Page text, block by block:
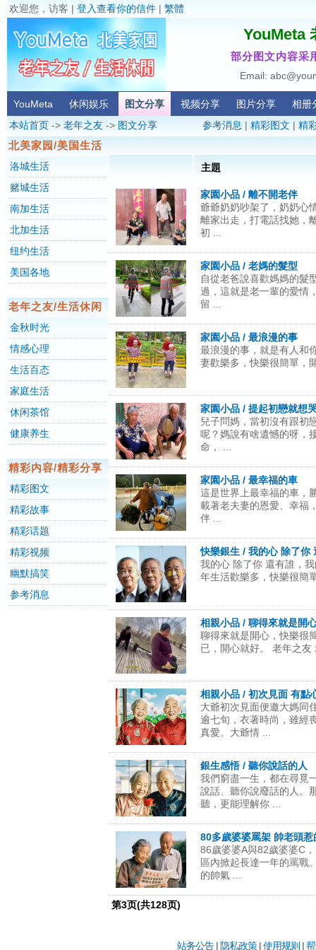
欢迎您，访客 | 登入查看你的信件 | 繁體
YouMeta
部分图文内容采
Email:
YouMeta 休闲娱乐 图文分享 视频分享 图片分享
相册
本站首页 -> 老年之友 -> 图文分享 参考消息 | 精彩图文 | 精
北美家园/美国生活
洛城生活
赌城生活
南加生活
北加生活
纽约生活
美国各地
老年之友/生活休闲
金秋时光
情感心理
生活百态
家庭生活
休闲茶馆
健康养生
精彩内容/精彩分享
精彩图文
精彩故事
精彩话题
精彩视频
幽默搞笑
参考消息
主題
家園小品 / 離不開老伴
爺爺奶奶吵架了，奶奶心
離家出走，打電話找她，
初 ...
家園小品 / 老媽的髮型
自從老爸說喜歡媽媽的髮
過，這就是老一輩的愛情
留 ...
家園小品 / 最浪漫的事
最浪漫的事，就是有人和
妻歡樂多，快樂很簡單，
家園小品 / 提起初戀就想
兒子問媽，當初沒有跟初
呢？媽說有啥遺憾的呀，
命， ...
家園小品 / 最幸福的車
這是世界上最幸福的車，
載著老夫妻的恩愛、幸福
伴 ...
快樂銀生 / 我的心 除了你
我的心 除了你 還有誰，
年生活歡樂多，快樂很簡
相親小品 / 聊得來就是開
聊得來就是開心，快樂很
已，開心就好。 老年之友
相親小品 / 初次見面 有點
大爺初次見面便邀大媽同
逾七旬，衣著時尚，雖經
真愛。大爺情 ...
銀生感悟 / 聽你說話的人
我們窮盡一生，都在尋覓
說話、聽你說廢話的人。
聽，更能理解你 ...
80多歲婆婆罵架 帥老頭惹
86歲婆婆A與82歲婆婆C
區內掀起長達一年的罵戰
的帥氣 ...
第3页(共128页)
站务公告| 隐私政策|使用规则 |